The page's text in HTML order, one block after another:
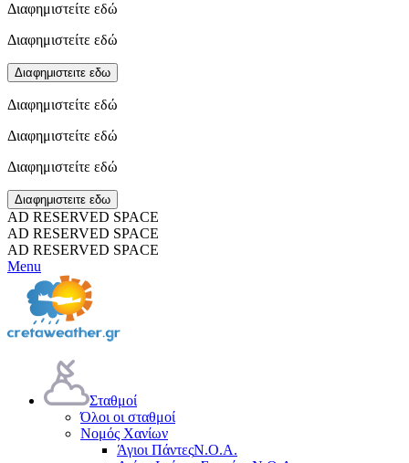
Διαφημιστείτε εδώ
Διαφημιστείτε εδώ
Διαφημιστειτε εδω
Διαφημιστείτε εδώ
Διαφημιστείτε εδώ
Διαφημιστείτε εδώ
Διαφημιστειτε εδω
AD RESERVED SPACE
AD RESERVED SPACE
AD RESERVED SPACE
Menu
Σταθμοί
Όλοι οι σταθμοί
Νομός Χανίων
Άγιοι ΠάντεςΝ.Ο.Α.